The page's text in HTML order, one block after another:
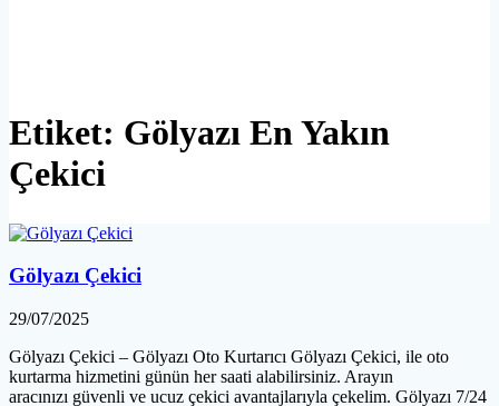
Etiket: Gölyazı En Yakın
Çekici
Gölyazı Çekici
29/07/2025
Gölyazı Çekici – Gölyazı Oto Kurtarıcı Gölyazı Çekici, ile oto
kurtarma hizmetini günün her saati alabilirsiniz. Arayın
aracınızı güvenli ve ucuz çekici avantajlarıyla çekelim. Gölyazı 7/24